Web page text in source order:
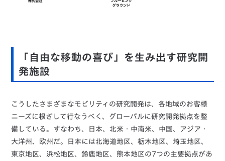
「自由な移動の喜び」を生み出す研究開
発施設
こうしたさまざまなモビリティの研究開発は、各地域のお客様
ニーズに根ざして行なうべく、グローバルに研究開発拠点を整
備している。すなわち、日本、北米・中南米、中国、アジア・
大洋州、欧州だ。日本には北海道地区、栃木地区、埼玉地区、
東京地区、浜松地区、鈴鹿地区、熊本地区の7つの主要拠点があ